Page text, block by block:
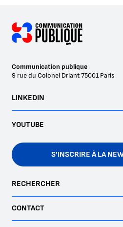
Communication publique
9 rue du Colonel Driant75001 Paris
S’INSCRIRE À LA
LINKEDIN
YOUTUBE
RECHERCHER
CONTACT